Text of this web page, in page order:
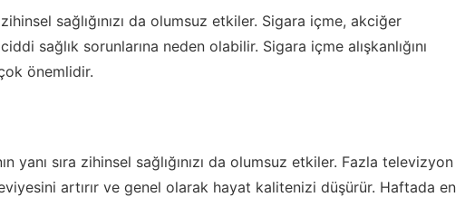
sağlığınızı da olumsuz etkiler. Sigara içme, akciğer
sağlık sorunlarına neden olabilir. Sigara içme alışkanlığını
önemlidir.
yanı sıra zihinsel sağlığınızı da olumsuz etkiler. Fazla televizyon
artırır ve genel olarak hayat kalitenizi düşürür. Haftada en